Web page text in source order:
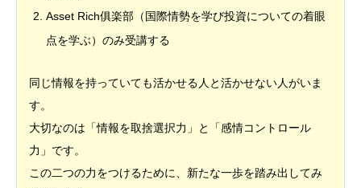
Asset Rich俱楽部（国際情勢を学び投資についての着眼
点を学ぶ）のみ受講する
同じ情報を持っていても活かせる人と活かせない人がいま
す。
大切なのは「情報を取捨選択力」と「感情コントロール
力」です。
この二つの力をつけるために、新たな一歩を踏み出してみ